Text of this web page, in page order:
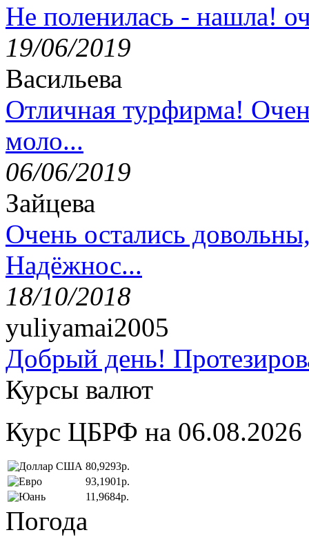
Не поленилась - нашла!
19/06/2019
Васильева
Отличная турфирма!
моло...
06/06/2019
Зайцева
Очень остались
Надёжнос...
18/10/2018
yuliyamai2005
Добрый день!
Курсы валют
Курс ЦБРФ на 06.08.2026
80,9293р.
93,1901р.
11,9684р.
Погода